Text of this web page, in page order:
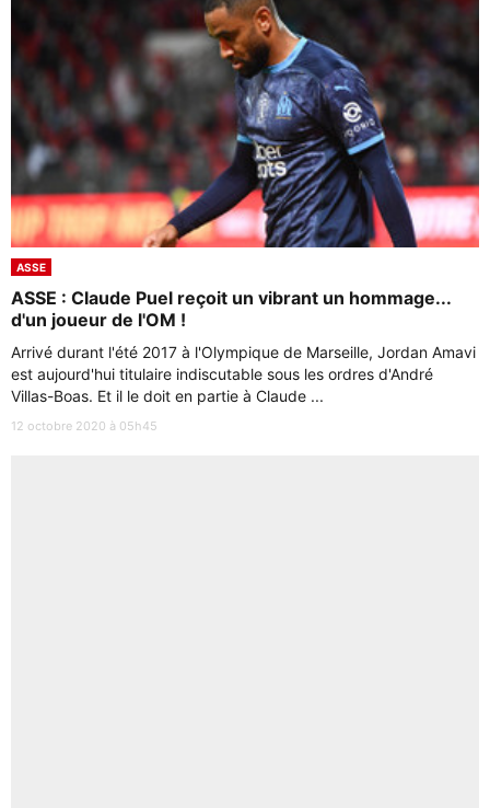
ASSE
ASSE : Claude Puel reçoit un vibrant un hommage...
d'un joueur de l'OM !
Arrivé durant l'été 2017 à l'Olympique de Marseille, Jordan Amavi
est aujourd'hui titulaire indiscutable sous les ordres d'André
Villas-Boas. Et il le doit en partie à Claude ...
12 octobre 2020 à 05h45